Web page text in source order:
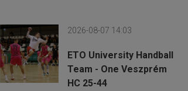
2026-08-07 14:03
ETO University Handball
Team - One Veszprém
HC 25-44